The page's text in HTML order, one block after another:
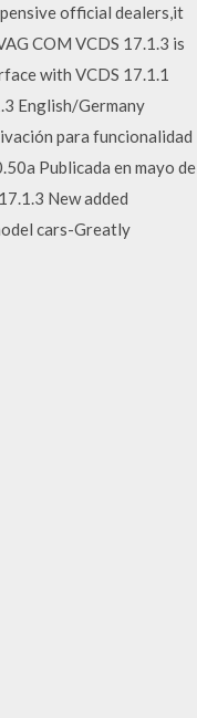
official dealers,it
COM VCDS 17.1.3 is
with VCDS 17.1.1
English/Germany
para funcionalidad
Publicada en mayo de
New added
cars-Greatly